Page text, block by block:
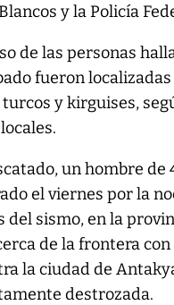
y la Policía
de las personas
fueron
y kirguises,
un hombre de
el viernes por la
del sismo, en la
de la frontera con
la ciudad de
destrozada.